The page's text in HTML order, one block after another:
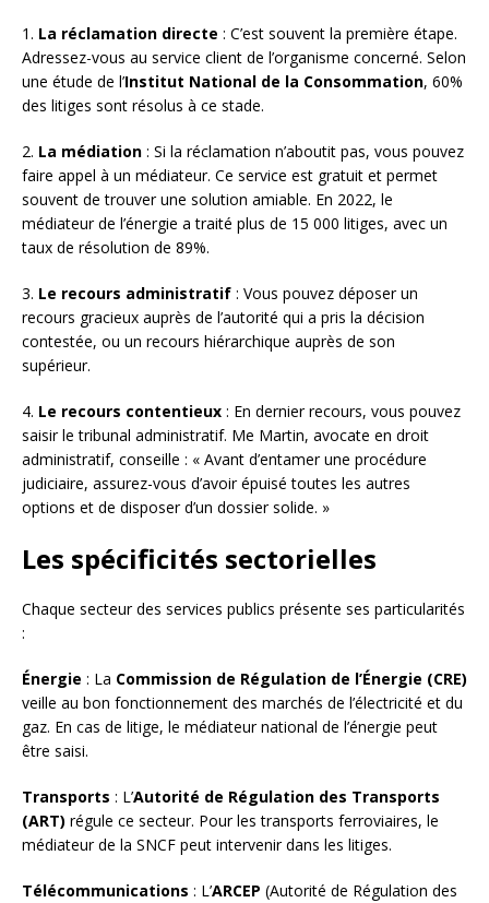
1. La réclamation directe : C’est souvent la première étape.
Adressez-vous au service client de l’organisme concerné. Selon
une étude de l’Institut National de la Consommation, 60%
des litiges sont résolus à ce stade.
2. La médiation : Si la réclamation n’aboutit pas, vous pouvez
faire appel à un médiateur. Ce service est gratuit et permet
souvent de trouver une solution amiable. En 2022, le
médiateur de l’énergie a traité plus de 15 000 litiges, avec un
taux de résolution de 89%.
3. Le recours administratif : Vous pouvez déposer un
recours gracieux auprès de l’autorité qui a pris la décision
contestée, ou un recours hiérarchique auprès de son
supérieur.
4. Le recours contentieux : En dernier recours, vous pouvez
saisir le tribunal administratif. Me Martin, avocate en droit
administratif, conseille : « Avant d’entamer une procédure
judiciaire, assurez-vous d’avoir épuisé toutes les autres
options et de disposer d’un dossier solide. »
Les spécificités sectorielles
Chaque secteur des services publics présente ses particularités
:
Énergie : La Commission de Régulation de l’Énergie (CRE)
veille au bon fonctionnement des marchés de l’électricité et du
gaz. En cas de litige, le médiateur national de l’énergie peut
être saisi.
Transports : L’Autorité de Régulation des Transports
(ART) régule ce secteur. Pour les transports ferroviaires, le
médiateur de la SNCF peut intervenir dans les litiges.
Télécommunications : L’ARCEP (Autorité de Régulation des